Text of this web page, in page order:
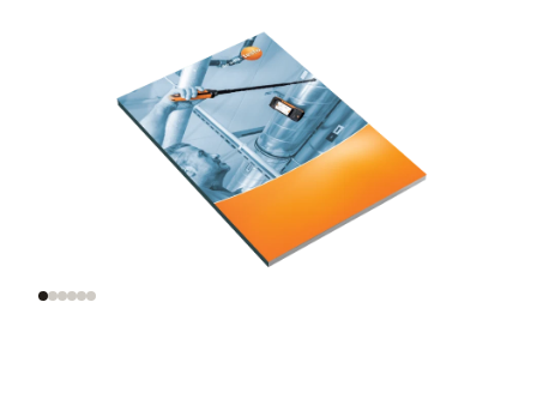
Hava hızının önemi
Doğru hava hızı